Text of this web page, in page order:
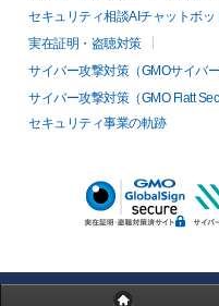
セキュリティ相談AIチャットボッ
実在証明・盗聴対策
サイバー攻撃対策（GMOサイバ
サイバー攻撃対策（GMO Flatt
セキュリティ事業の軌跡